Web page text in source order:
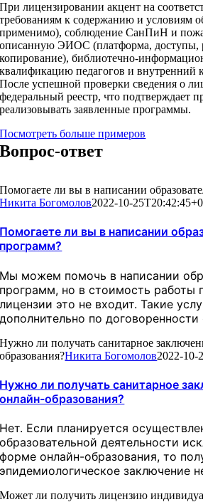
При лицензировании акцент на
требованиям к содержанию и условиям
применимо), соблюдение СанПиН и
описанную ЭИОС (платформа, доступы,
копирование),
квалификацию педагогов и внутренний
После успешной проверки сведения о
федеральный реестр, что подтверждает
реализовывать заявленные программы.
Посмотреть больше примеров
Вопрос-ответ
Помогаете ли вы в написании
Никита Богомолов2022-10-
Помогаете ли вы в написании
программ?
Мы можем помочь в написании
программ, но в стоимость работы
лицензии это не входит. Такие
дополнительно по договоренности
Нужно ли получать санитарное
образования?Никита Богомолов2022-10-
Нужно ли получать санитарное
онлайн-образования?
Нет. Если планируется
образовательной деятельности
форме онлайн-образования, то
эпидемиологическое заключение
Может ли получить лицензию